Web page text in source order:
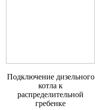
Подключение дизельного
котла к
распределительной
гребенке